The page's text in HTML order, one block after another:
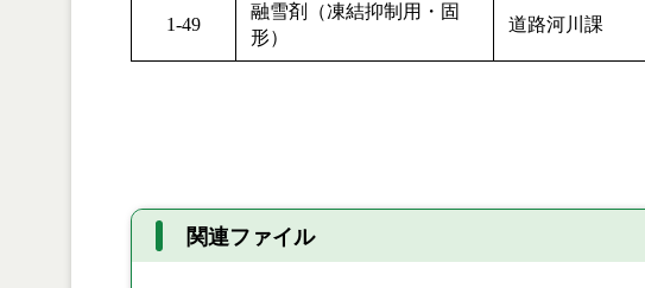
1-49
融雪剤（凍結抑制用・固
形）
道路河川課
関連ファイル